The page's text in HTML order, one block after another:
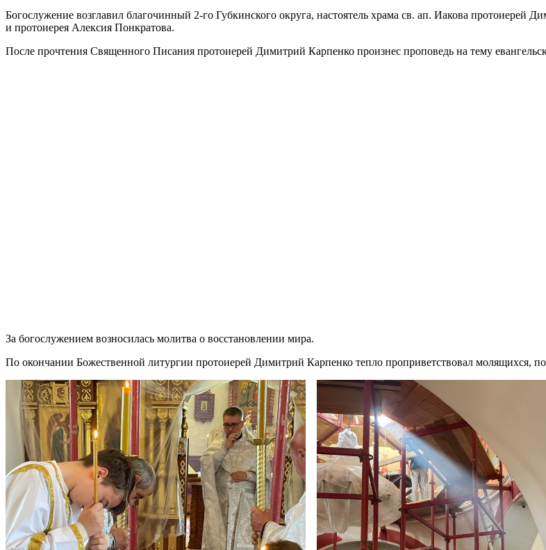
Богослужение возглавил благочинный 2-го Губкинского округа, настоятель храма св. ап. Иакова
и протоиерея Алексия Понкратова.
После прочтения Священного Писания протоиерей Димитрий Карпенко произнес проповедь на тему
За богослужением возносилась молитва о восстановлении мира.
По окончании Божественной литургии протоиерей Димитрий Карпенко тепло проприветствовал молящихся,